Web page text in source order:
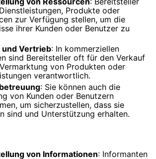
Produkte oder
zur Verfügung stellen, um die
ihrer Kunden oder Benutzer zu
und Vertrieb: In kommerziellen
sind Bereitsteller oft für den Verkauf
von Produkten oder
verantwortlich.
: Sie können auch die
von Kunden oder Benutzern
um sicherzustellen, dass sie
sind und Unterstützung erhalten.
von Informationen: Informanten